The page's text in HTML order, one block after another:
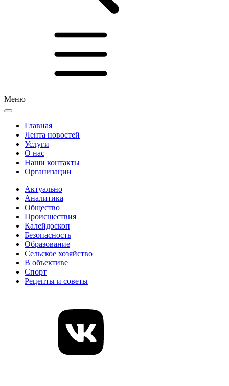
Меню
Главная
Лента новостей
Услуги
О нас
Наши контакты
Организации
Актуально
Аналитика
Общество
Происшествия
Калейдоскоп
Безопасность
Образование
Сельское хозяйство
В объективе
Спорт
Рецепты и советы